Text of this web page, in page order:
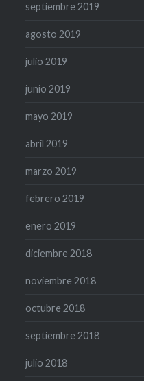
septiembre 2019
agosto 2019
julio 2019
junio 2019
mayo 2019
abril 2019
marzo 2019
febrero 2019
enero 2019
diciembre 2018
noviembre 2018
octubre 2018
septiembre 2018
julio 2018